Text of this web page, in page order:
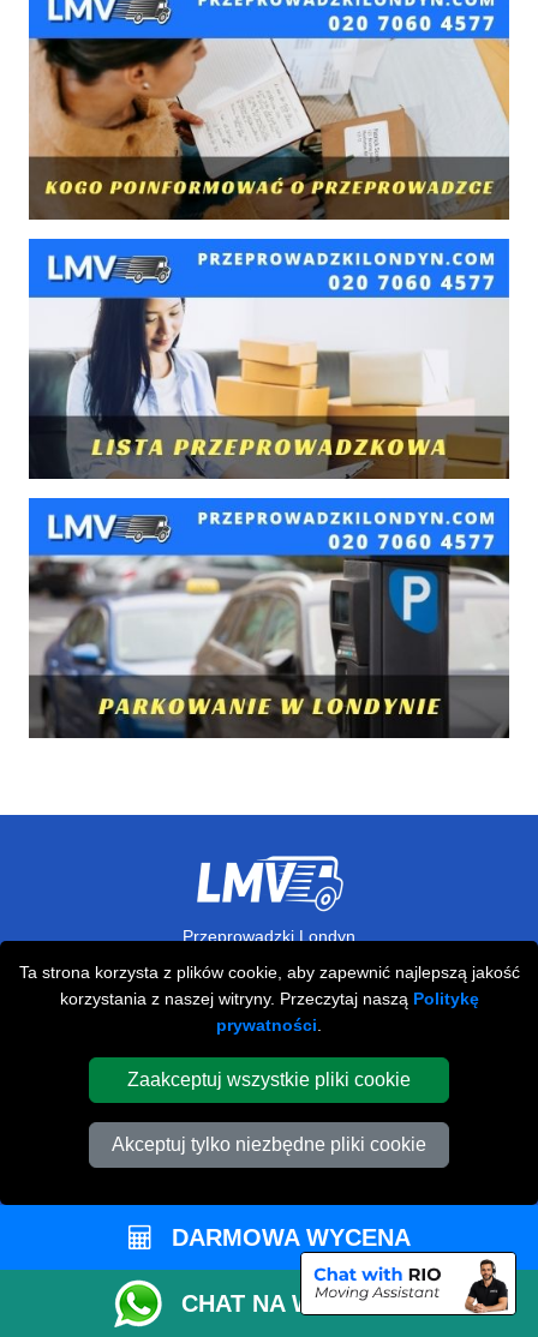
Ta strona korzysta z plików cookie, aby zapewnić najlepszą jakość
korzystania z naszej witryny. Przeczytaj naszą Politykę
prywatności
Zaakceptuj wszystkie pliki cookie
Akceptuj tylko niezbędne pliki cookie
Przeprowadzki Londyn
673 Seven Sisters Road
N15 5LA London,UK
Napisz do nas
+44 208 099 9173
STREFA KLIENTA
FAQ
DARMOWA WYCENA
CHAT NA WHATSAPP